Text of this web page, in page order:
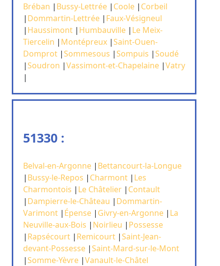
Bréban | Bussy-Lettrée | Coole | Corbeil
| Dommartin-Lettrée | Faux-Vésigneul
| Haussimont | Humbauville | Le Meix-
Tiercelin | Montépreux |Saint-Ouen-
Domprot |Sommesous |Sompuis |Soudé
|Soudron |Vassimont-et-Chapelaine |Vatry
|
51330 :
Belval-en-Argonne | Bettancourt-la-Longue
| Bussy-le-Repos | Charmont | Les
Charmontois | Le Châtelier | Contault
| Dampierre-le-Château | Dommartin-
Varimont | Épense | Givry-en-Argonne | La
Neuville-aux-Bois | Noirlieu | Possesse
| Rapsécourt | Remicourt |Saint-Jean-
devant-Possesse |Saint-Mard-sur-le-Mont
|Somme-Yèvre |Vanault-le-Châtel